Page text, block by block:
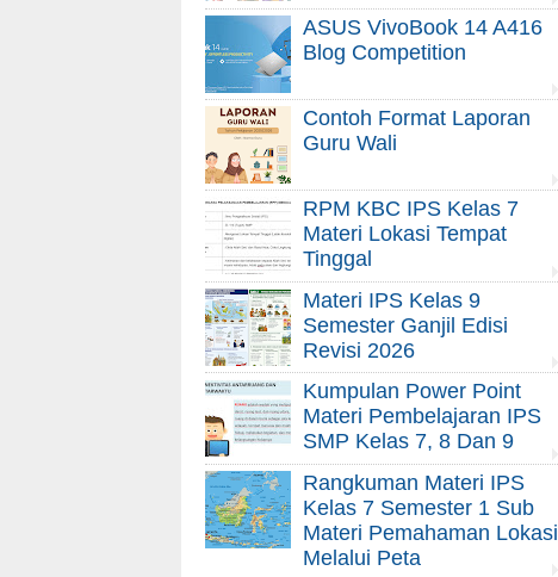
ASUS VivoBook 14 A416
Blog Competition
Contoh Format Laporan
Guru Wali
RPM KBC IPS Kelas 7
Materi Lokasi Tempat
Tinggal
Materi IPS Kelas 9
Semester Ganjil Edisi
Revisi 2026
Kumpulan Power Point
Materi Pembelajaran IPS
SMP Kelas 7, 8 Dan 9
Rangkuman Materi IPS
Kelas 7 Semester 1 Sub
Materi Pemahaman Lokasi
Melalui Peta